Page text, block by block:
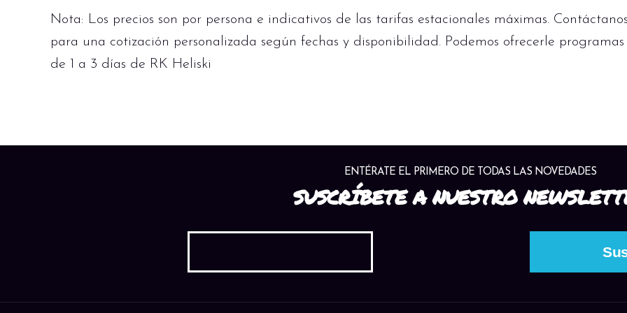
Nota: Los precios son por persona e indicativos de las tarifas estacionales máximas.
para una cotización personalizada según fechas y disponibilidad. Podemos ofrecerle programas
de 1 a 3 días de RK Heliski
ENTÉRATE EL PRIMERO DE TODAS LAS NOVEDADES
SUSCRÍBETE A NUESTRO